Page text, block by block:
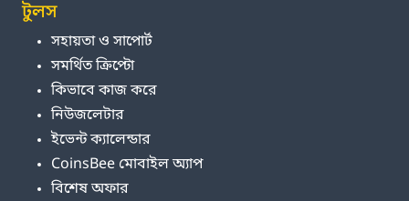
টুলস
সহায়তা ও সাপোর্ট
সমর্থিত ক্রিপ্টো
কিভাবে কাজ করে
নিউজলেটার
ইভেন্ট ক্যালেন্ডার
CoinsBee মোবাইল অ্যাপ
বিশেষ অফার